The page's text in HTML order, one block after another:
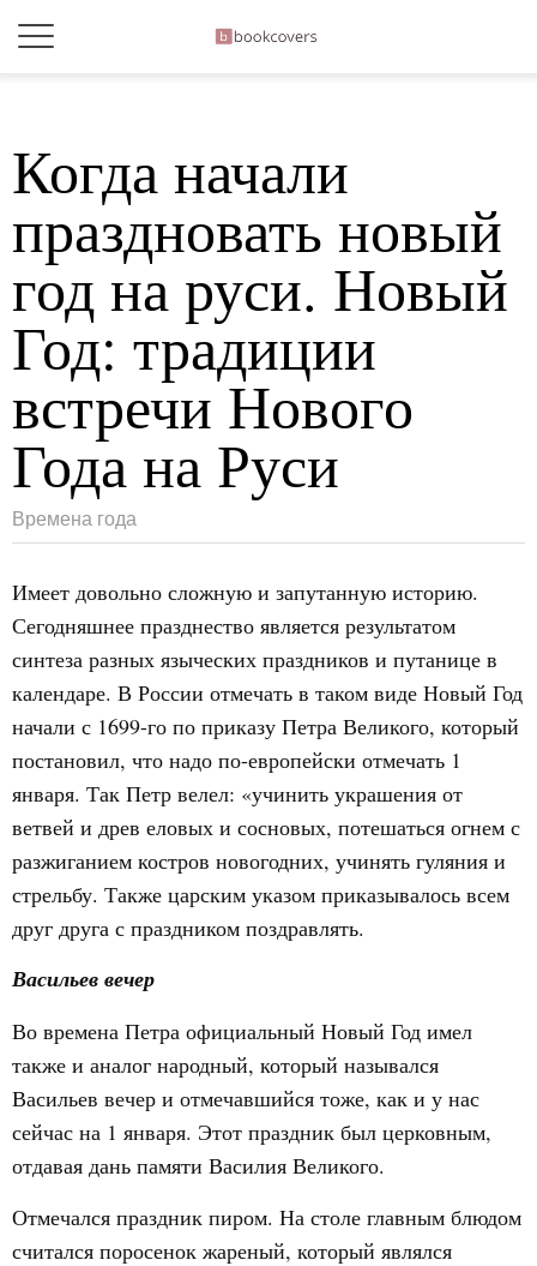
Когда начали
праздновать новый
год на руси. Новый
Год: традиции
встречи Нового
Года на Руси
Времена года
Имеет довольно сложную и запутанную историю.
Сегодняшнее празднество является результатом
синтеза разных языческих праздников и путанице в
календаре. В России отмечать в таком виде Новый Год
начали с 1699-го по приказу Петра Великого, который
постановил, что надо по-европейски отмечать 1
января. Так Петр велел: «учинить украшения от
ветвей и древ еловых и сосновых, потешаться огнем с
разжиганием костров новогодних, учинять гуляния и
стрельбу. Также царским указом приказывалось всем
друг друга с праздником поздравлять.
Васильев вечер
Во времена Петра официальный Новый Год имел
также и аналог народный, который назывался
Васильев вечер и отмечавшийся тоже, как и у нас
сейчас на 1 января. Этот праздник был церковным,
отдавая дань памяти Василия Великого.
Отмечался праздник пиром. На столе главным блюдом
считался поросенок жареный, который являлся